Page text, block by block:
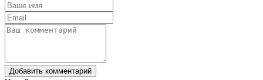
Добавить комментарий